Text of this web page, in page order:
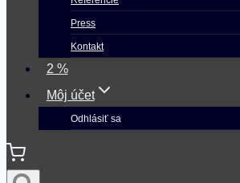
Press
Kontakt
2 %
Môj účet
Odhlásiť sa